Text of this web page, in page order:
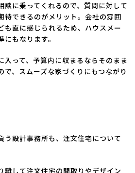
談に乗ってくれるので、質問に対して
待できるのがメリット。会社の雰囲
も直に感じられるため、ハウスメー
もなります。
入って、予算内に収まるならそのまま
で、スムーズな家づくりにもつながり
う設計事務所も、注文住宅について
離して注文住宅の間取りやデザイン